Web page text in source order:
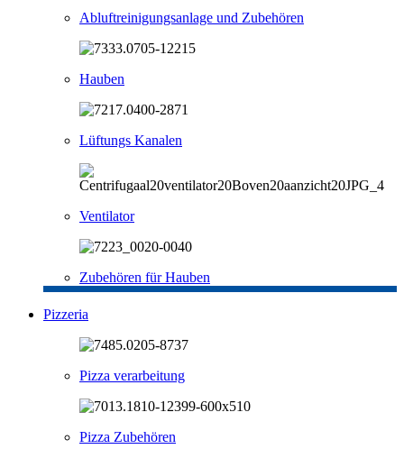
Abluftreinigungsanlage und Zubehören
Hauben
Lüftungs Kanalen
Ventilator
Zubehören für Hauben
Pizzeria
Pizza verarbeitung
Pizza Zubehören